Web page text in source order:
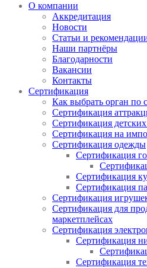
О компании
Аккредитация
Новости
Статьи и
Наши партнёры
Благодарности
Вакансии
Контакты
Сертификация
Как выбрать орган по
Сертификация
Сертификация
Сертификация на
Сертификация одежды
Сертификация
Сертификация
Сертификация
Сертификация
Сертификация для
маркетплейсах
Сертификация
Сертификация
Сертификация